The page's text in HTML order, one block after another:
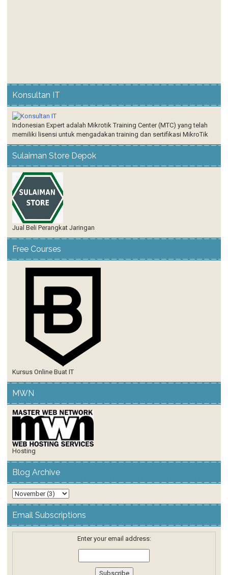
Konsultan IT
Indonesian Expert adalah Mikrotik Training Center (MTC) yang telah
memiliki lisensi untuk mengadakan training dan sertifikasi MikroTik
Sulaiman Store Depok
Jual Beli Perangkat Jaringan
Free Courses
Kursus Online Buat IT
MWN
Hosting
Blog Archive
Email Subscriptions
Enter your email address: